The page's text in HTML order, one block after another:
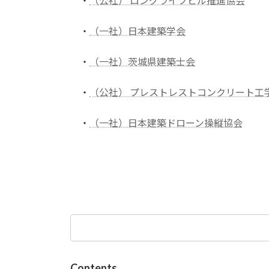
・ （一社）日本建築学会
・ （一社）茨城県建築士会
・ （公社） プレストレストコンクリート工
・ （一社）日本建築ドローン操縦協会